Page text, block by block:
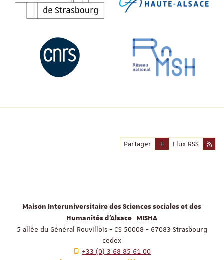
Partager Flux RSS
Maison Interuniversitaire des Sciences sociales et des
Humanités d'Alsace | MISHA
5 allée du Général Rouvillois - CS 50008 - 67083 Strasbourg
cedex
+33 (0) 3 68 85 61 00